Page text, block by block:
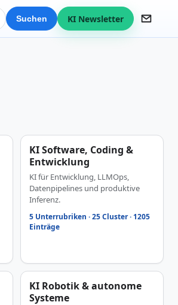
Suchen KI Newsletter
KI Software, Coding &
Entwicklung
KI für Entwicklung, LLMOps,
Datenpipelines und produktive
Inferenz.
5 Unterrubriken · 25 Cluster · 1205
Einträge
KI Robotik & autonome
Systeme